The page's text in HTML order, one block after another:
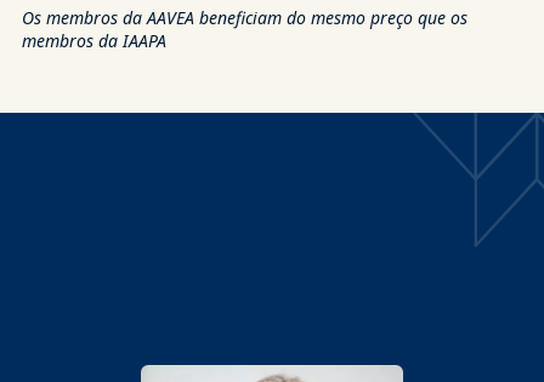
Os membros da AAVEA beneficiam do mesmo preço que os
membros da IAAPA